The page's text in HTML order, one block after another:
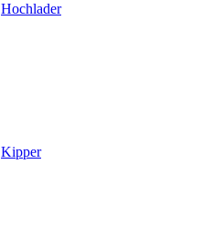
Hochlader
Kipper